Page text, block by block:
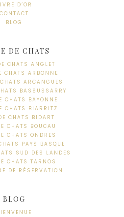
D’OR
CONTACT
BLOG
DE CHATS
CHATS ANGLET
CHATS ARBONNE
ARCANGUES
BASSUSSARRY
CHATS BAYONNE
CHATS BIARRITZ
CHATS BIDART
CHATS BOUCAU
CHATS ONDRES
PAYS BASQUE
SUD DES LANDES
CHATS TARNOS
DE RÉSERVATION
BLOG